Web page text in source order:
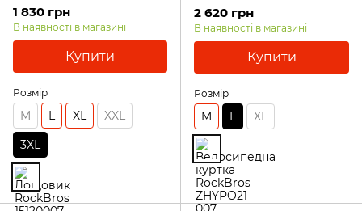
1 830 грн
В наявності в магазині
Купити
Розмір
M L XL
XXL
3XL
чорний, L
2 620 грн
В наявності в магазині
Купити
Розмір
M L XL